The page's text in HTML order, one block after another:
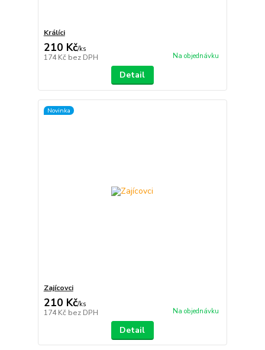
Králíci
210 Kč/ks
174 Kč bez DPH Na objednávku
Detail
Novinka
Zajícovci
210 Kč/ks
174 Kč bez DPH Na objednávku
Detail